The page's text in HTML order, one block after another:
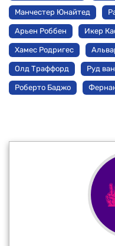
Манчестер Юнайтед
Арьен Роббен Икер
Хамес Родригес
Олд Траффорд Руд
Роберто Баджо